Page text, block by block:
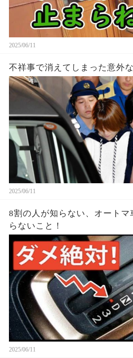
2025/06/11
不祥事で消えてしまった意外
2025/06/11
8割の人が知らない、オートマ
らないこと！
2025/06/11